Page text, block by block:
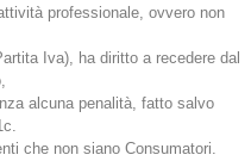
professionale, ovvero non
Iva), ha diritto a recedere dal
alcuna penalità, fatto salvo
che non siano Consumatori.